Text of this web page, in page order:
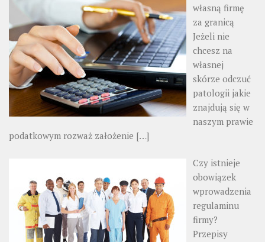
własną firmę
za granicą
Jeżeli nie
chcesz na
własnej
skórze odczuć
patologii jakie
znajdują się w
naszym prawie
podatkowym rozważ założenie […]
Czy istnieje
obowiązek
wprowadzenia
regulaminu
firmy?
Przepisy